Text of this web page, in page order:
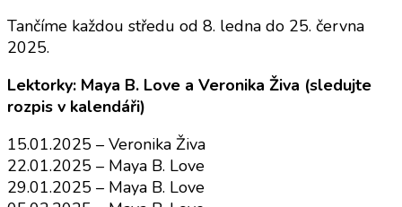
Tančíme každou středu od 8. ledna do 25. června
2025.
Lektorky: Maya B. Love a Veronika Živa (sledujte
rozpis v kalendáři)
15.01.2025 – Veronika Živa
22.01.2025 – Maya B. Love
29.01.2025 – Maya B. Love